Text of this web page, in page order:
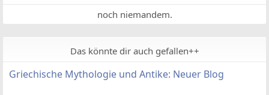
noch niemandem.
Das könnte dir auch gefallen++
Griechische Mythologie und Antike: Neuer Blog